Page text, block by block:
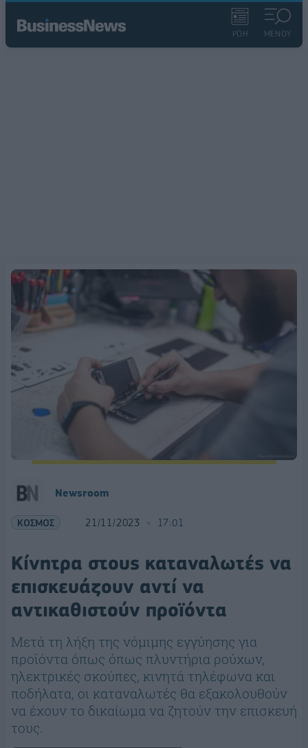
ΡΟΗ ΜΕΝΟΥ
Newsroom
ΚΟΣΜΟΣ 21/11/2023 17:01
Κίνητρα στους καταναλωτές να
επισκευάζουν αντί να
αντικαθιστούν προϊόντα
Μετά τη λήξη της νόμιμης εγγύησης για
προϊόντα όπως όπως πλυντήρια ρούχων,
ηλεκτρικές σκούπες, κινητά τηλέφωνα και
ποδήλατα, οι καταναλωτές θα εξακολουθούν
να έχουν το δικαίωμα να ζητούν την επισκευή
τους.